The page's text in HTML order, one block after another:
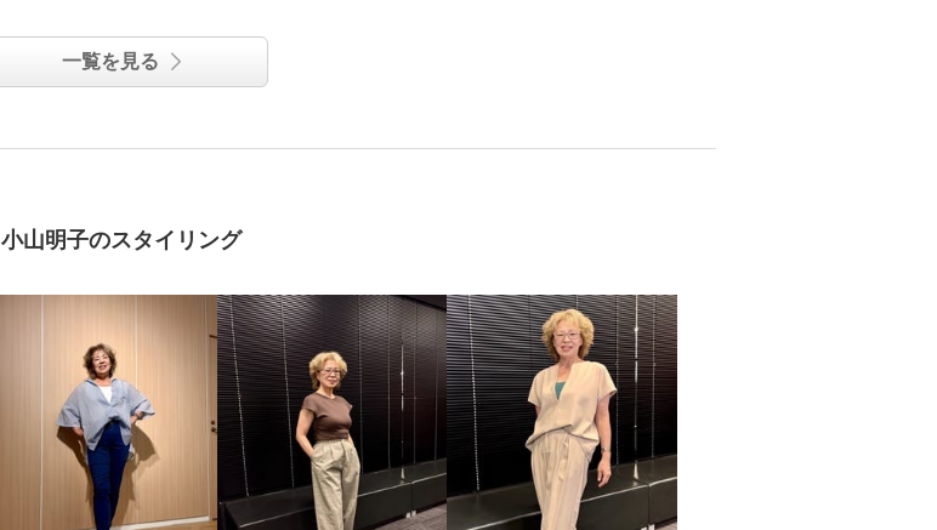
一覧を見る
小山明子のスタイリング